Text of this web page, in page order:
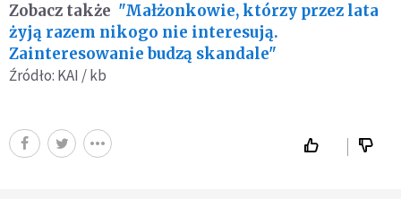
Zobacz także "Małżonkowie, którzy przez lata
żyją razem nikogo nie interesują.
Zainteresowanie budzą skandale"
Źródło: KAI / kb